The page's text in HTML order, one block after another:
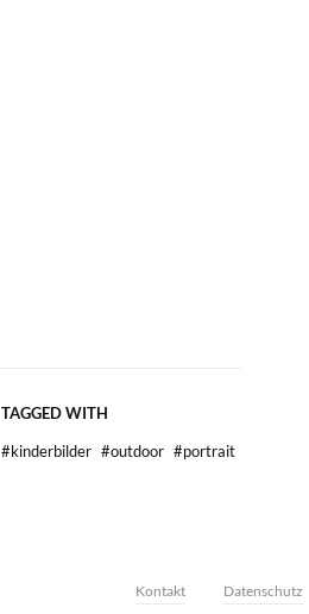
TAGGED WITH
#kinderbilder #outdoor #portrait
Kontakt Datenschutz